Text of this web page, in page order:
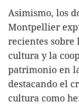
Asimismo, los
Montpellier
recientes
cultura y la
patrimonio en
destacando el
cultura como